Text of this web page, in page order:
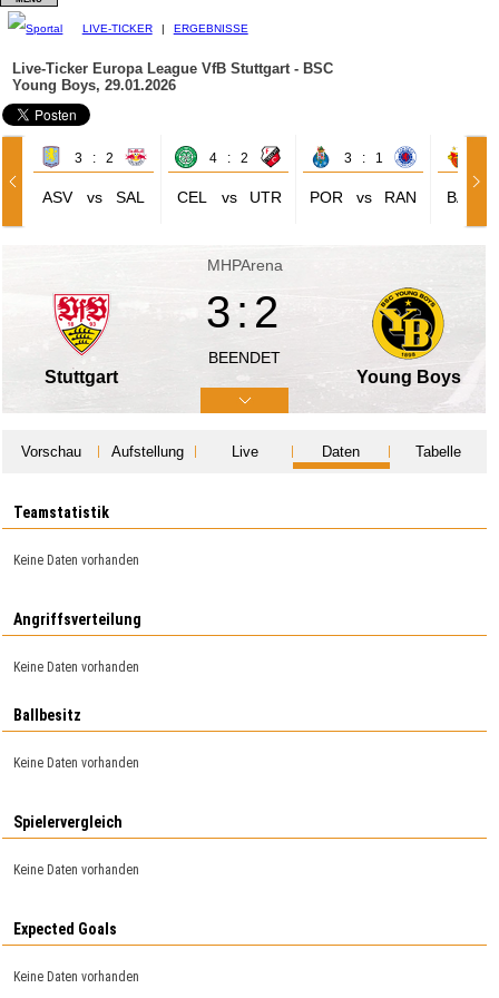
LIVE-TICKER | ERGEBNISSE
Live-Ticker Europa League VfB Stuttgart - BSC
Young Boys, 29.01.2026
3 : 2
ASV vs SAL
4 : 2
CEL vs UTR
3 : 1
POR vs RAN BAS
MHPArena
Stuttgart
3:2
BEENDET
Young Boys
Vorschau Aufstellung Live Daten Tabelle
Teamstatistik
Keine Daten vorhanden
Angriffsverteilung
Keine Daten vorhanden
Ballbesitz
Keine Daten vorhanden
Spielervergleich
Keine Daten vorhanden
Expected Goals
Keine Daten vorhanden